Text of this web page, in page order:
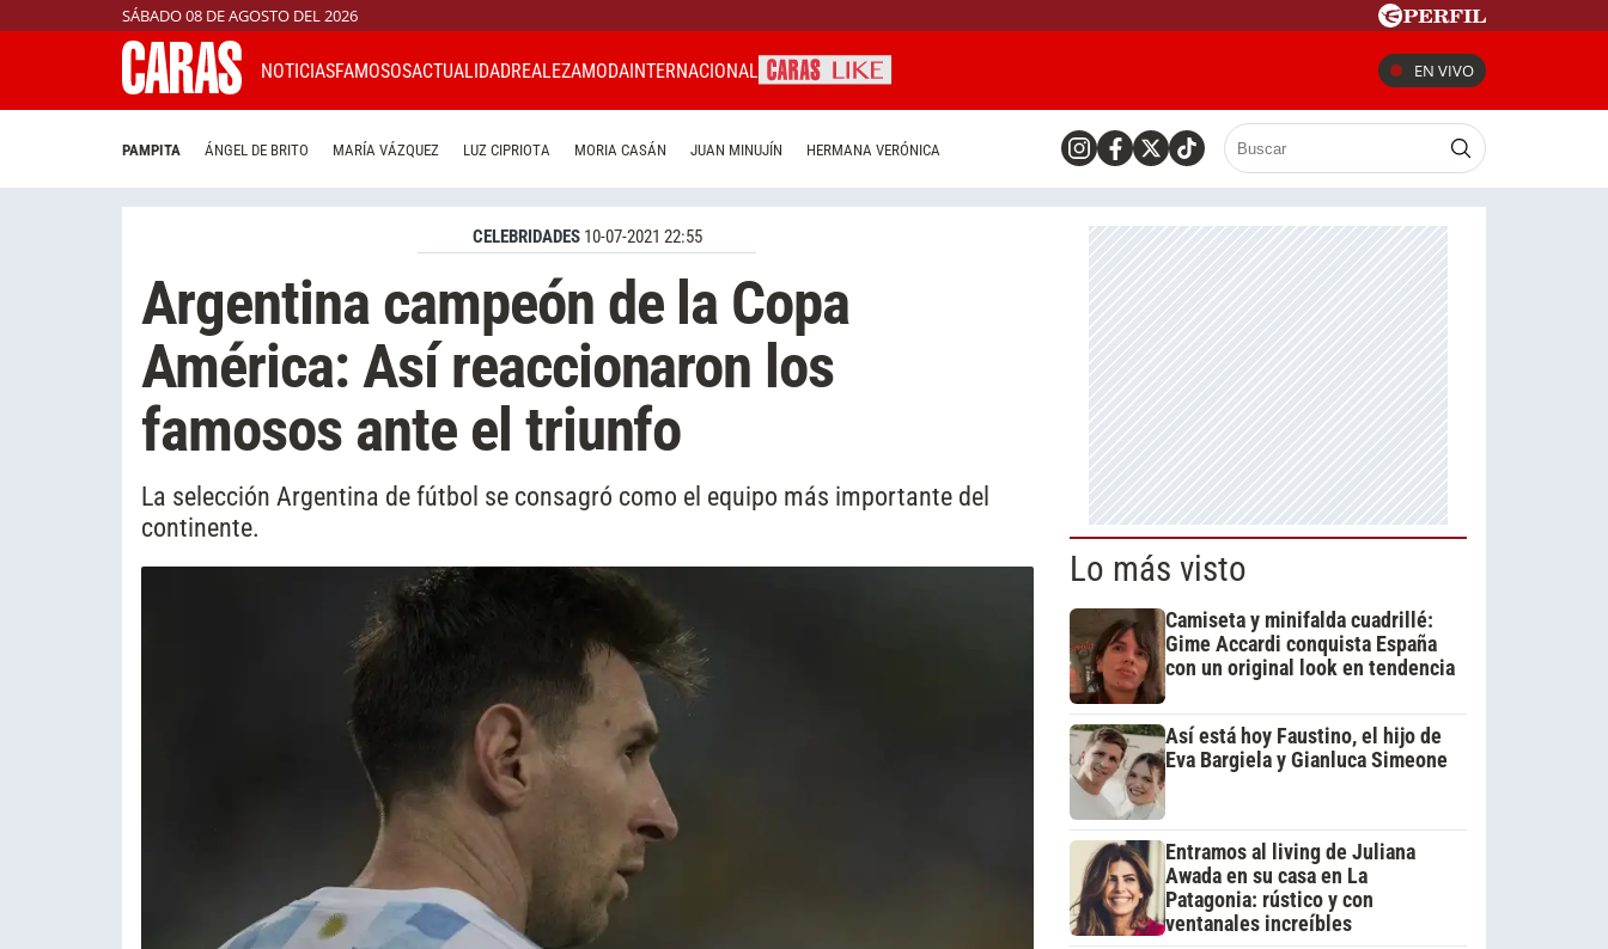
SÁBADO 08 DE AGOSTO DEL 2026
NOTICIASFAMOSOSACTUALIDADREALEZAMODAINTERNACIONAL EN VIVO
PAMPITA ÁNGEL DE BRITO MARÍA VÁZQUEZ LUZ CIPRIOTA MORIA CASÁN JUAN MINUJÍN HERMANA VERÓNICA
CELEBRIDADES 10-07-2021 22:55
Argentina campeón de la Copa
América: Así reaccionaron los
famosos ante el triunfo
La selección Argentina de fútbol se consagró como el equipo más importante del
continente.
Lo más visto
Camiseta y minifalda cuadrillé:
Gime Accardi conquista España
con un original look en tendencia
Así está hoy Faustino, el hijo de
Eva Bargiela y Gianluca Simeone
Entramos al living de Juliana
Awada en su casa en La
Patagonia: rústico y con
ventanales increíbles